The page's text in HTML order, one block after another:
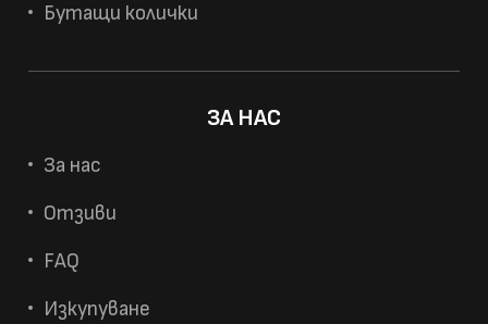
Бутащи колички
ЗА НАС
За нас
Отзиви
FAQ
Изкупуване